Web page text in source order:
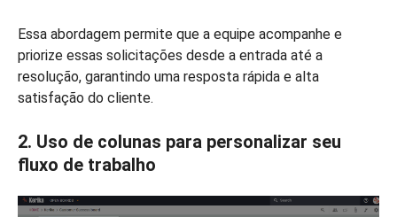
Essa abordagem permite que a equipe acompanhe e
priorize essas solicitações desde a entrada até a
resolução, garantindo uma resposta rápida e alta
satisfação do cliente.
2. Uso de colunas para personalizar seu
fluxo de trabalho